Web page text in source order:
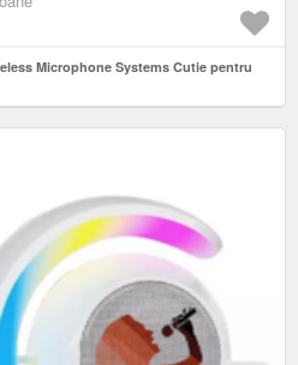
Microphone Systems Cutie pentru